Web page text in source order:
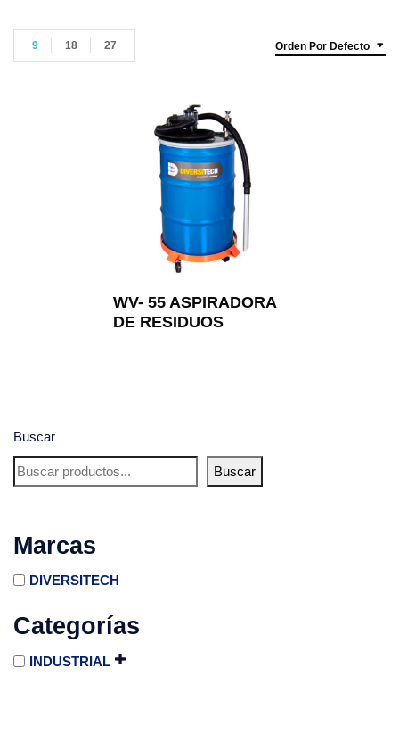
Buscar
Buscar
Marcas
DIVERSITECH
Categorías
INDUSTRIAL
Orden Por Defecto
9 18 27
WV- 55 ASPIRADORA
DE RESIDUOS